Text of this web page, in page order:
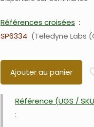
Références croisées
SP6334
Teledyne Labs
Ajouter au panier
Référence (UGS /
: